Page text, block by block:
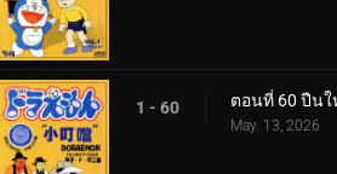
1 - 60
May. 13, 2026